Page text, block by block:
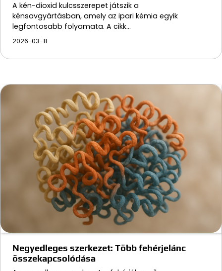
A kén-dioxid kulcsszerepet játszik a
kénsavgyártásban, amely az ipari kémia egyik
legfontosabb folyamata. A cikk…
2026-03-11
Negyedleges szerkezet: Több fehérjelánc
összekapcsolódása